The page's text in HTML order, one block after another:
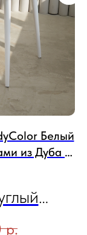
Белый
из Дуба в
р.